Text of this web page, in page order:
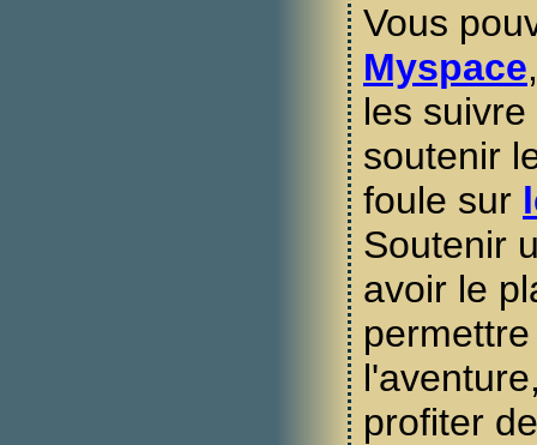
Vous
Myspace
les
soutenir
foule sur
Soutenir
avoir le
profiter